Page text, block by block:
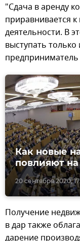
"Сдача в аренду
приравнивается
деятельности. В
выступать
20 сентября 2020,
Как новые
повлияют
Получение
в дар также
дарение